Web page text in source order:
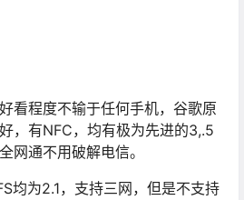
看程度不输于任何手机，谷歌原
，有NFC，均有极为先进的3,.5
网通不用破解电信。
均为2.1，支持三网，但是不支持